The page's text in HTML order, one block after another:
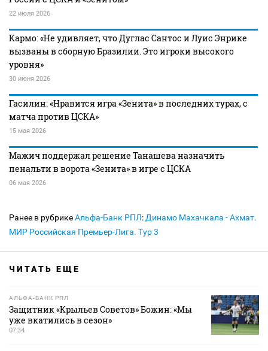
22 июля 2026
Кармо: «Не удивляет, что Дуглас Сантос и Луис Энрике
вызваны в сборную Бразилии. Это игроки высокого
уровня»
30 июня 2026
Гасилин: «Нравится игра «Зенита» в последних турах, с
матча против ЦСКА»
15 мая 2026
Мажич поддержал решение Танашева назначить
пенальти в ворота «Зенита» в игре с ЦСКА
06 мая 2026
Ранее в рубрикеАльфа-Банк РПЛ: Динамо Махачкала - Ахмат.
МИР Российская Премьер-Лига. Тур 3
ЧИТАТЬ ЕЩЕ
АЛЬФА-БАНК РПЛ
Защитник «Крыльев Советов» Божин: «Мы
уже вкатились в сезон»
07:34